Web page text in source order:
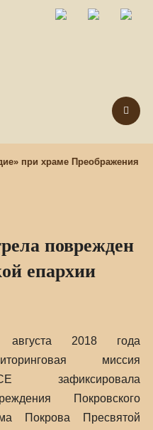
при храме Преображения
поврежден
епархии
2018 года
миссия
зафиксировала
Покровского
Покрова Пресвятой